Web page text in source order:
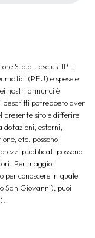
S.p.a.. esclusi IPT,
(PFU) e spese e
nostri annunci è
potrebbero aver
presente sito e differire
esterni,
etc. possono
pubblicati possono
Per maggiori
per conoscere in quale
San Giovanni), puoi